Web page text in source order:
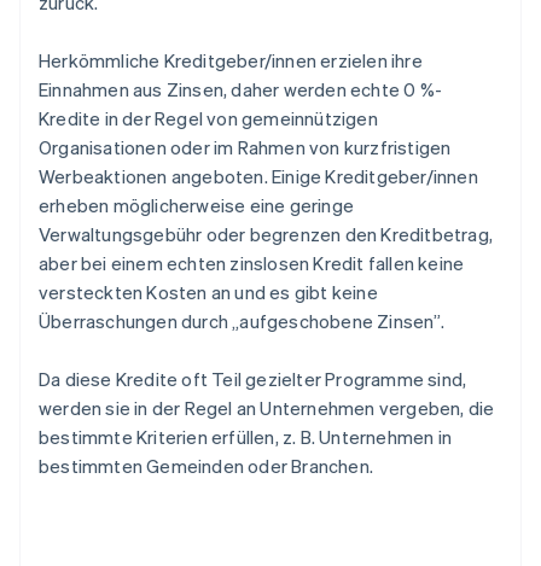
Herkömmliche Kreditgeber/innen erzielen ihre
Einnahmen aus Zinsen, daher werden echte 0 %-
Kredite in der Regel von gemeinnützigen
Organisationen oder im Rahmen von kurzfristigen
Werbeaktionen angeboten. Einige Kreditgeber/innen
erheben möglicherweise eine geringe
Verwaltungsgebühr oder begrenzen den Kreditbetrag,
aber bei einem echten zinslosen Kredit fallen keine
versteckten Kosten an und es gibt keine
Überraschungen durch „aufgeschobene Zinsen”.
Da diese Kredite oft Teil gezielter Programme sind,
werden sie in der Regel an Unternehmen vergeben, die
bestimmte Kriterien erfüllen, z. B. Unternehmen in
bestimmten Gemeinden oder Branchen.